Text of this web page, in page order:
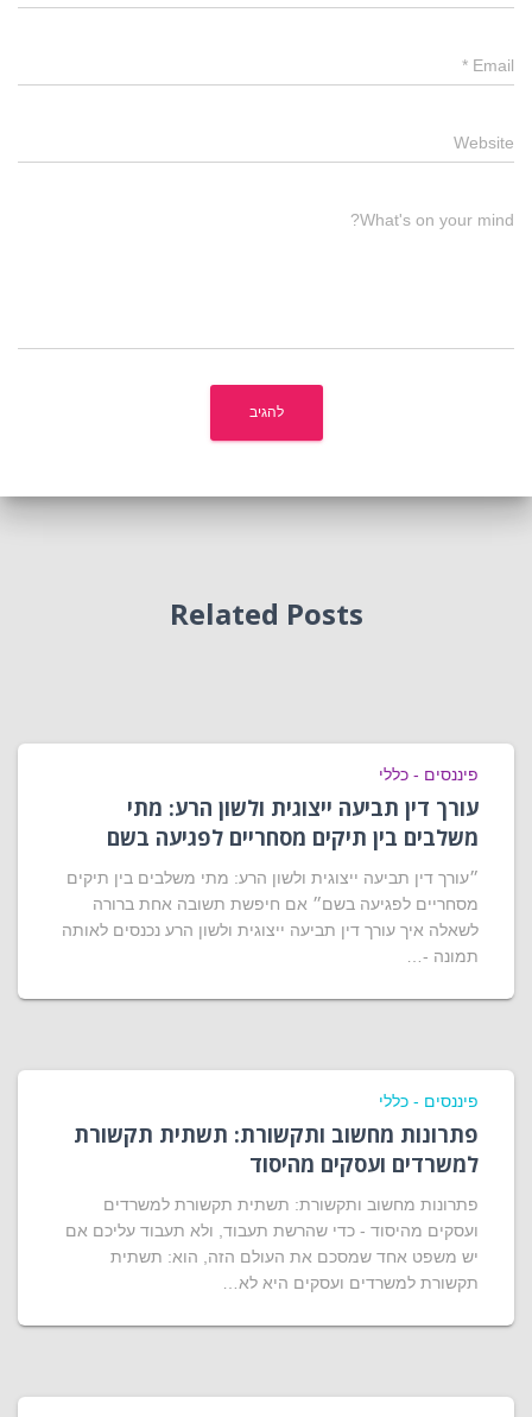
Email
*
Website
What's on your mind?
Related Posts
פיננסים - כללי
עורך דין תביעה ייצוגית ולשון הרע: מתי
משלבים בין תיקים מסחריים לפגיעה בשם
״עורך דין תביעה ייצוגית ולשון הרע: מתי משלבים בין תיקים
מסחריים לפגיעה בשם״ אם חיפשת תשובה אחת ברורה
לשאלה איך עורך דין תביעה ייצוגית ולשון הרע נכנסים לאותה
תמונה -…
פיננסים - כללי
פתרונות מחשוב ותקשורת: תשתית תקשורת
למשרדים ועסקים מהיסוד
פתרונות מחשוב ותקשורת: תשתית תקשורת למשרדים
ועסקים מהיסוד - כדי שהרשת תעבוד, ולא תעבוד עליכם אם
יש משפט אחד שמסכם את העולם הזה, הוא: תשתית
תקשורת למשרדים ועסקים היא לא…